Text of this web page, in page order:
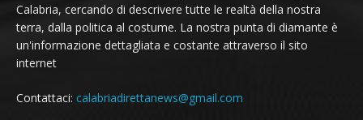
Calabria, cercando di descrivere tutte le realtà della nostra
terra, dalla politica al costume. La nostra punta di diamante è
un'informazione dettagliata e costante attraverso il sito
internet
Contattaci: calabriadirettanews@gmail.com